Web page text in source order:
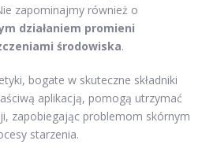
zapominajmy również o
działaniem promieni
środowiska.
bogate w skuteczne składniki
aplikacją, pomogą utrzymać
zapobiegając problemom skórnym
starzenia.